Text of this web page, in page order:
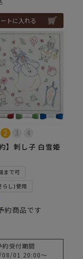
トに入れる
】刺し子 白雪姫
まで可
らし)使用
約商品です
約受付期間
08/01 20:00〜